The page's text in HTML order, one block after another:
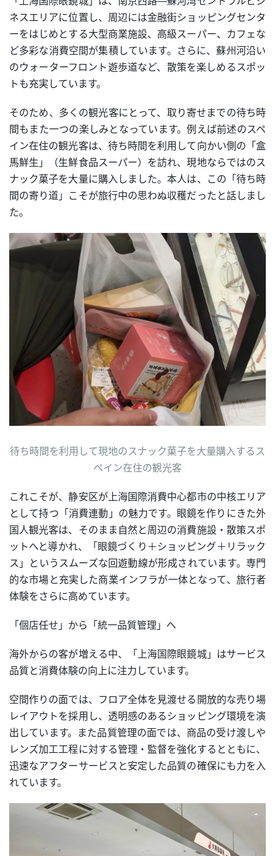
ネスエリアに位置し、周辺には金融街ショッピングセンタ
ーをはじめとする大型商業施設、高級スーパー、カフェな
ど多彩な消費空間が集積しています。さらに、蘇州河沿い
のウォーターフロント遊歩道など、散策を楽しめるスポッ
トも充実しています。
そのため、多くの観光客にとって、取り寄せまでの待ち時
間もまた一つの楽しみとなっています。例えば前述のスペ
イン在住の観光客は、待ち時間を利用して向かい側の「盒
馬鮮生」（生鮮食品スーパー）を訪れ、現地ならではのス
ナック菓子を大量に購入しました。本人は、この「待ち時
間の寄り道」こそが旅行中の思わぬ収穫だったと話しまし
た。
待ち時間を利用して現地のスナック菓子を大量購入するス
ペイン在住の観光客
これこそが、静安区が上海国際消費中心都市の中核エリア
として持つ「消費連動」の魅力です。眼鏡を作りにきた外
国人観光客は、そのまま自然と周辺の消費施設・散策スポ
ットへと導かれ、「眼鏡づくり＋ショッピング＋リラック
ス」というスムーズな回遊動線が形成されています。専門
的な市場と充実した商業インフラが一体となって、旅行者
体験をさらに高めています。
「個店任せ」から「統一品質管理」へ
海外からの客が増える中、「上海国際眼鏡城」はサービス
品質と消費体験の向上に注力しています。
空間作りの面では、フロア全体を見渡せる開放的な売り場
レイアウトを採用し、透明感のあるショッピング環境を演
出しています。また品質管理の面では、商品の受け渡しや
レンズ加工工程に対する管理・監督を強化するとともに、
迅速なアフターサービスと安定した品質の確保にも力を入
れています。